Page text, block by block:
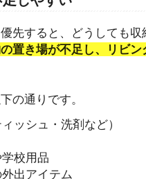
先すると、どうしても収
置き場が不足し、リビ
の通りです。
ッシュ・洗剤など）
校用品
出アイテム